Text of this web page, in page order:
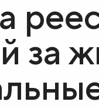
за